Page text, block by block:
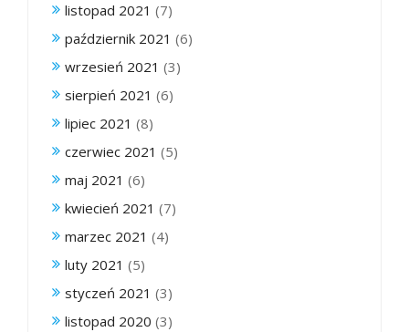
listopad 2021 (7)
październik 2021 (6)
wrzesień 2021 (3)
sierpień 2021 (6)
lipiec 2021 (8)
czerwiec 2021 (5)
maj 2021 (6)
kwiecień 2021 (7)
marzec 2021 (4)
luty 2021 (5)
styczeń 2021 (3)
listopad 2020 (3)